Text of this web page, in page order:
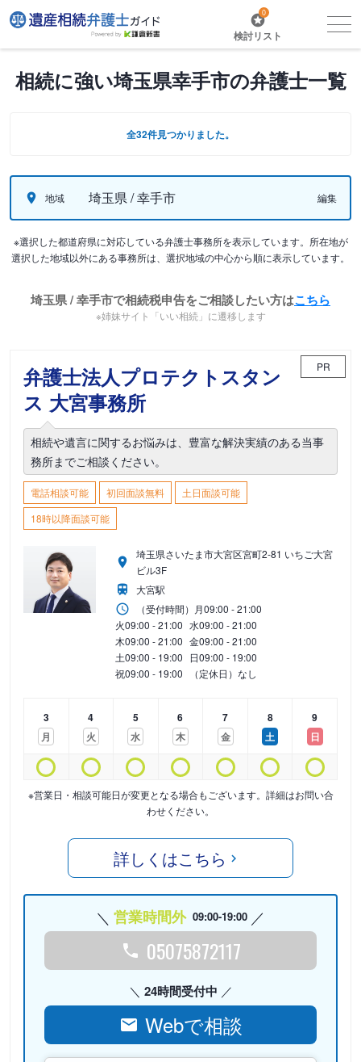
0
検討リスト
相続に強い埼玉県幸手市の弁護士一覧
全32件見つかりました。
地域 埼玉県 / 幸手市 編集
※選択した都道府県に対応している弁護士事務所を表示しています。所在地が
選択した地域以外にある事務所は、選択地域の中心から順に表示しています。
埼玉県 / 幸手市で相続税申告をご相談したい方はこちら
※姉妹サイト「いい相続」に遷移します
弁護士法人プロテクトスタン
ス 大宮事務所
PR
相続や遺言に関するお悩みは、豊富な解決実績のある当事
務所までご相談ください。
電話相談可能 初回面談無料
土日面談可能
18時以降面談可能
埼玉県さいたま市大宮区宮町2-81 いちご大宮
ビル3F
大宮駅
（受付時間） 月09:00 - 21:00
火09:00 - 21:00 水09:00 - 21:00
木09:00 - 21:00 金09:00 - 21:00
土09:00 - 19:00 日09:00 - 19:00
祝09:00 - 19:00 （定休日）なし
3
月
4
火
5
水
6
木
7
金
8
土
9
日
※営業日・相談可能日が変更となる場合もございます。詳細はお問い合
わせください。
詳しくはこちら
営業時間外 09:00-19:00
05075872117
24時間受付中
Webで相談